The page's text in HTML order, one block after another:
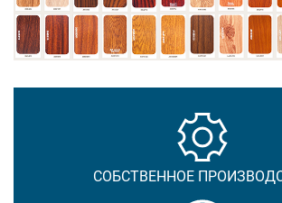
СОБСТВЕННОЕ